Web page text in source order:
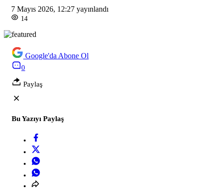
7 Mayıs 2026, 12:27 yayınlandı
14
Google'da Abone Ol
0
Paylaş
Bu Yazıyı Paylaş